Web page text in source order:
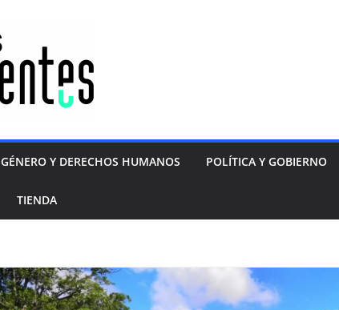
GÉNERO Y DERECHOS HUMANOS POLÍTICA Y GOBIERNO
TIENDA